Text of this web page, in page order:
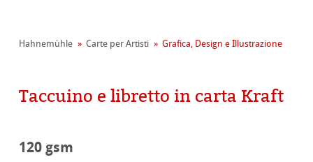
Hahnemühle Carte per Artisti Grafica, Design e Illustrazione
Taccuino e libretto in carta Kraft
120 gsm